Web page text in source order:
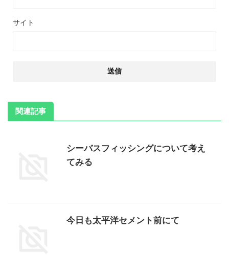
サイト
関連記事
シーバスフィッシングについて考え
てみる
今日も太平洋セメント前にて